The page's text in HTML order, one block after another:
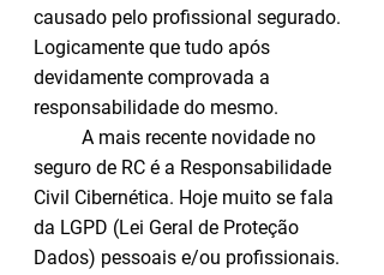
causado pelo profissional segurado.
Logicamente que tudo após
devidamente comprovada a
responsabilidade do mesmo.
A mais recente novidade no
seguro de RC é a Responsabilidade
Civil Cibernética. Hoje muito se fala
da LGPD (Lei Geral de Proteção
Dados) pessoais e/ou profissionais.